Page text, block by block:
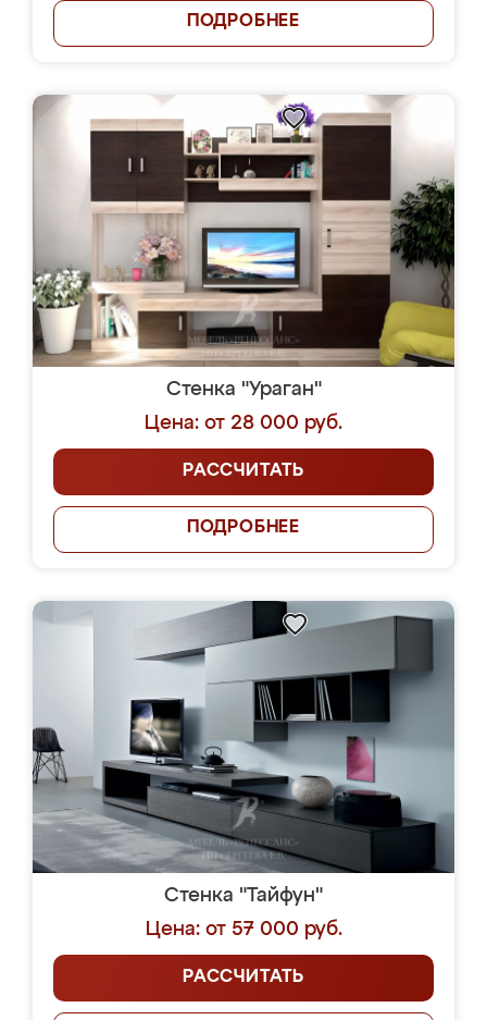
ПОДРОБНЕЕ
Стенка "Ураган"
Цена: от 28 000 руб.
РАССЧИТАТЬ
ПОДРОБНЕЕ
Стенка "Тайфун"
Цена: от 57 000 руб.
РАССЧИТАТЬ